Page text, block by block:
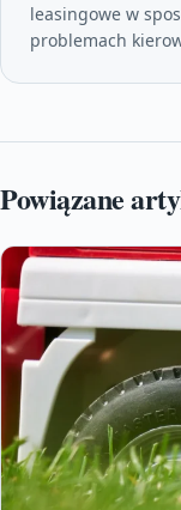
leasingowe w
problemach
Powiązane